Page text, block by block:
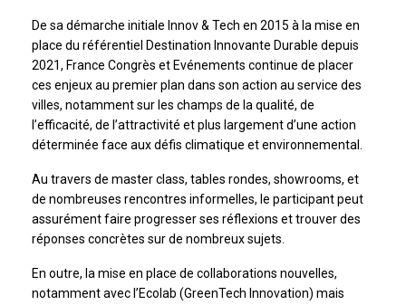
De sa démarche initiale Innov & Tech en 2015 à la mise en
place du référentiel Destination Innovante Durable depuis
2021, France Congrès et Evénements continue de placer
ces enjeux au premier plan dans son action au service des
villes, notamment sur les champs de la qualité, de
l’efficacité, de l’attractivité et plus largement d’une action
déterminée face aux défis climatique et environnemental.
Au travers de master class, tables rondes, showrooms, et
de nombreuses rencontres informelles, le participant peut
assurément faire progresser ses réflexions et trouver des
réponses concrètes sur de nombreux sujets.
En outre, la mise en place de collaborations nouvelles,
notamment avec l’Ecolab (GreenTech Innovation) mais